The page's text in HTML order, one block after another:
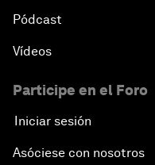
Pódcast
Vídeos
Participe en el Foro
Iniciar sesión
Asóciese con nosotros